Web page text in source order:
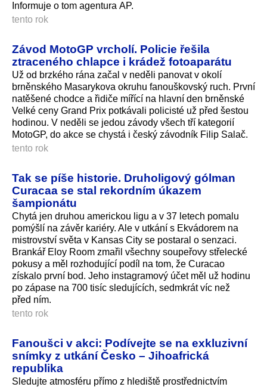
Informuje o tom agentura AP.
tento rok
Závod MotoGP vrcholí. Policie řešila
ztraceného chlapce i krádež fotoaparátu
Už od brzkého rána začal v neděli panovat v okolí
brněnského Masarykova okruhu fanouškovský ruch. První
natěšené chodce a řidiče mířící na hlavní den brněnské
Velké ceny Grand Prix potkávali policisté už před šestou
hodinou. V neděli se jedou závody všech tří kategorií
MotoGP, do akce se chystá i český závodník Filip Salač.
tento rok
Tak se píše historie. Druholigový gólman
Curacaa se stal rekordním úkazem
šampionátu
Chytá jen druhou americkou ligu a v 37 letech pomalu
pomýšlí na závěr kariéry. Ale v utkání s Ekvádorem na
mistrovství světa v Kansas City se postaral o senzaci.
Brankář Eloy Room zmařil všechny soupeřovy střelecké
pokusy a měl rozhodující podíl na tom, že Curacao
získalo první bod. Jeho instagramový účet měl už hodinu
po zápase na 700 tisíc sledujících, sedmkrát víc než
před ním.
tento rok
Fanoušci v akci: Podívejte se na exkluzivní
snímky z utkání Česko – Jihoafrická
republika
Sledujte atmosféru přímo z hlediště prostřednictvím